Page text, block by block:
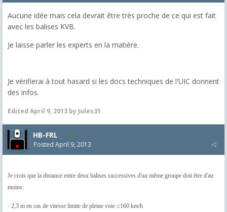
Aucune idée mais cela devrait être très proche de ce qui est fait
avec les balises KVB.
Je laisse parler les experts en la matière.
Je vérifierai à tout hasard si les docs techniques de l'UIC donnent
des infos.
Edited April 9, 2013 by Jules31
HB-FRL 15
Posted April 9, 2013
Je crois que la distance entre deux balises successives d'un même groupe doit être d'au
moins:
· 2,3 m en cas de vitesse limite de pleine voie ≤160 km/h